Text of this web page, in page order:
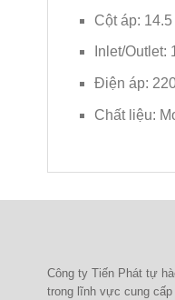
Cột áp: 14.5
Inlet/Outlet:
Điện áp:
Chất liệu:
Công ty Tiến Phát tự
trong lĩnh vực cung